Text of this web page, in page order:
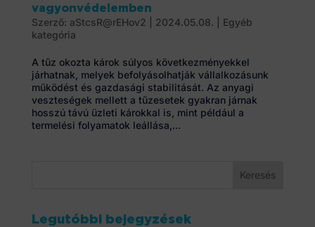
vagyonvédelemben
Szerző: aStcsR@rEHov2 2024.05.08.
Egyéb
kategória
A tűz okozta károk súlyos következményekkel
járhatnak, melyek befolyásolhatják vállalkozásunk
működést és gazdasági stabilitását. Az anyagi
veszteségek mellett a tűzesetek gyakran járnak
hosszú távú üzleti károkkal is, mint például a
termelési folyamatok leállása,...
Legutóbbi bejegyzések